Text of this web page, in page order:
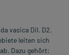
vasica Dil. D2,
leiten sich
Dazu gehört: